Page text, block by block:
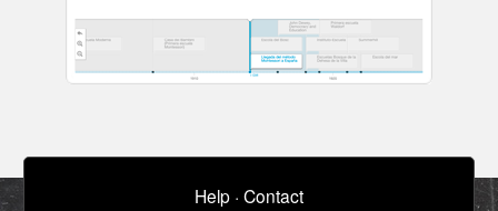
Help · Contact